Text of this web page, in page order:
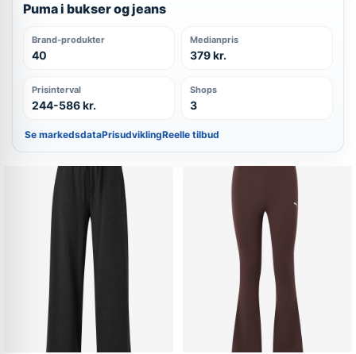
Puma i bukser og jeans
Brand-produkter
40
Medianpris
379 kr.
Prisinterval
244-586 kr.
Shops
3
Se markedsdataPrisudviklingReelle tilbud